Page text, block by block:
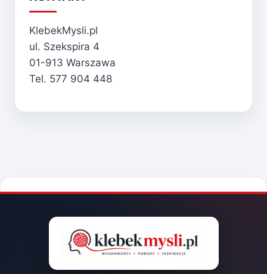
KlebekMysli.pl
ul. Szekspira 4
01-913 Warszawa
Tel. 577 904 448